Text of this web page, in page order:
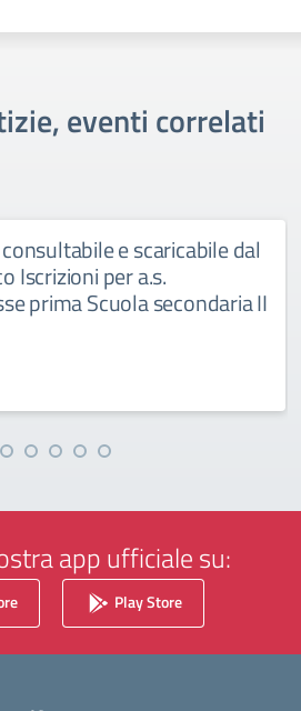
eventi correlati
e scaricabile dal
Iscrizioni per a.s.
prima Scuola secondaria II
app ufficiale su:
Play Store